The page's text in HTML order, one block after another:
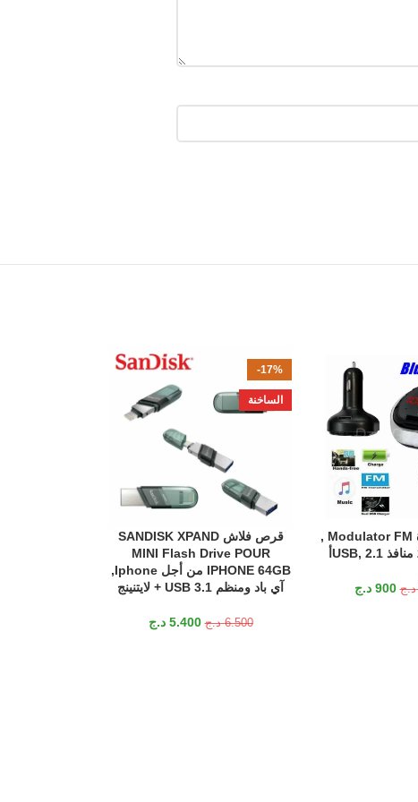
شاحن سيارة Modulator FM ,
د.ج 900 د.ج
-17%
الساخنة
إضافة إلى السلةقرص فلاش SANDISK XPAND
MINI Flash Drive POUR
IPHONE 64GB من أجل Iphone,
آي باد ومنظم USB 3.1 + لايتنينج
6.500 د.ج 5.400 د.ج